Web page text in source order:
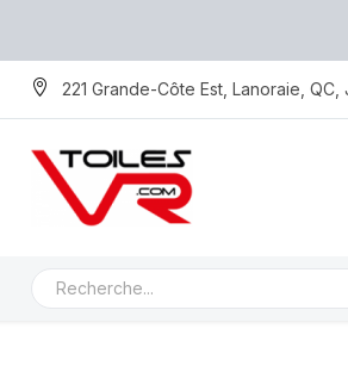
221 Grande-Côte Est, Lanoraie, QC,